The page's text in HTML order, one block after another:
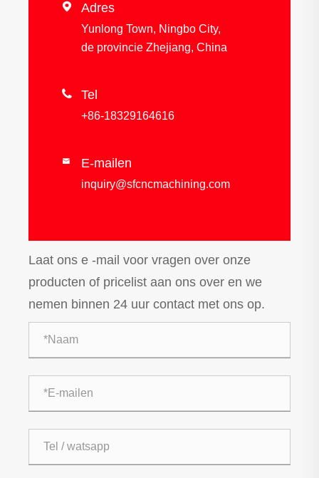
 Adres
Yunlong Town, Ningbo City,
de provincie Zhejiang, China
 Tel
+86-18329164616
 E-mailen
inquiry@sfcncmachining.com
Laat ons e -mail voor vragen over onze
producten of pricelist aan ons over en we
nemen binnen 24 uur contact met ons op.